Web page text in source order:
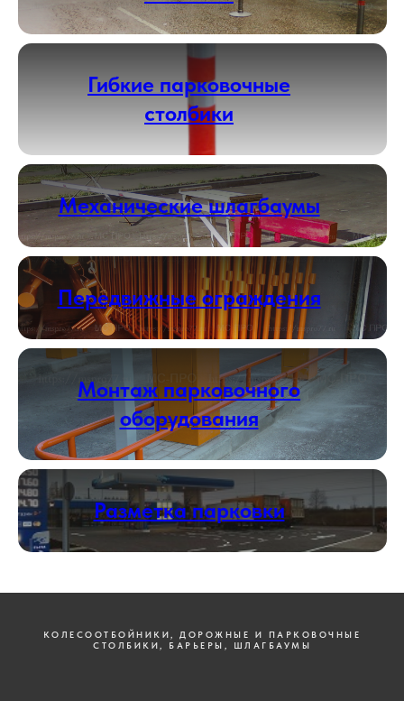
Гибкие парковочные
столбики
Механические шлагбаумы
Передвижные ограждения
Монтаж парковочного
оборудования
Разметка парковки
КОЛЕСООТБОЙНИКИ, ДОРОЖНЫЕ И ПАРКОВОЧНЫЕ
СТОЛБИКИ, БАРЬЕРЫ, ШЛАГБАУМЫ